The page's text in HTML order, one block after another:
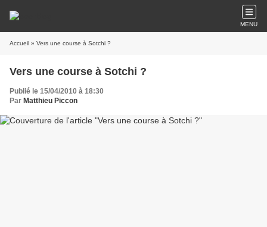
MENU
Accueil » Vers une course à Sotchi ?
Vers une course à Sotchi ?
Publié le 15/04/2010 à 18:30
Par Matthieu Piccon